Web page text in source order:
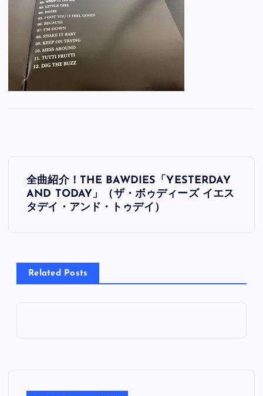
投
稿
ビ
ゲ
全曲紹介！THE BAWDIES「YESTERDAY
AND TODAY」（ザ・ボゥディーズ イエス
タデイ・アンド・トゥデイ）
Related Posts